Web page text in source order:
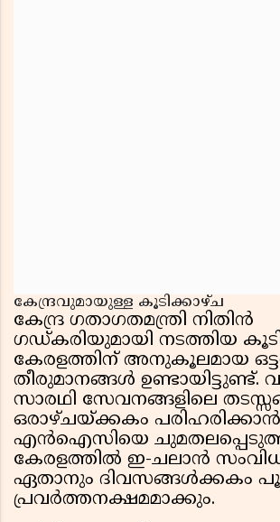
കേന്ദ്രവുമായുള്ള കൂടിക്കാഴ്ച
കേന്ദ്ര ഗതാഗതമന്ത്രി നിതിൻ
ഗഡ്‌കരിയുമായി നടത്തിയ
കേരളത്തിന് അനുകൂലമായ
തീരുമാനങ്ങൾ ഉണ്ടായിട്ടുണ്ട്.
സാരഥി സേവനങ്ങളിലെ
ഒരാഴ്ചയ്ക്കകം പരിഹരിക്കാൻ
എൻഐസിയെ
കേരളത്തിൽ ഇ-ചലാൻ
ഏതാനും ദിവസങ്ങൾക്കകം
പ്രവർത്തനക്ഷമമാക്കും.